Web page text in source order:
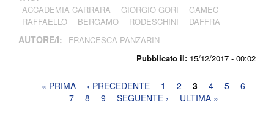
Pubblicato il: 15/12/2017 - 00:02
ACCADEMIA CARRARA GIORGIO GORI
GAMEC
RAFFAELLO
BERGAMO RODESCHINI DAFFRA
AUTORE/I: FRANCESCA PANZARIN
Pagine« PRIMA ‹ PRECEDENTE 1 2 3 4 5
6
7
8 9 SEGUENTE › ULTIMA »